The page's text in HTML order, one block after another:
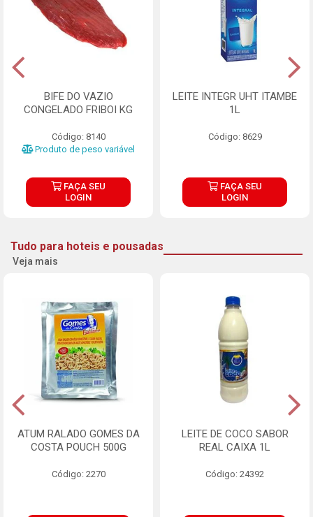
BIFE DO VAZIO
CONGELADO FRIBOI KG
Código: 8140
Produto de peso variável
FAÇA SEU
LOGIN
LEITE INTEGR UHT ITAMBE
1L
Código: 8629
FAÇA SEU
LOGIN
Tudo para hoteis e pousadas
Veja mais
ATUM RALADO GOMES DA
COSTA POUCH 500G
Código: 2270
LEITE DE COCO SABOR
REAL CAIXA 1L
Código: 24392